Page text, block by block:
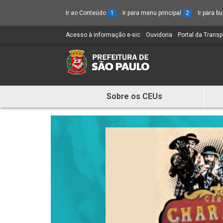
Ir ao Conteúdo 1 Ir para menu principal 2 Ir para
Acesso à informação e-sic (Link
um
novo
Ouvidoria (Link
Portal da
e
Sobre os CEUs